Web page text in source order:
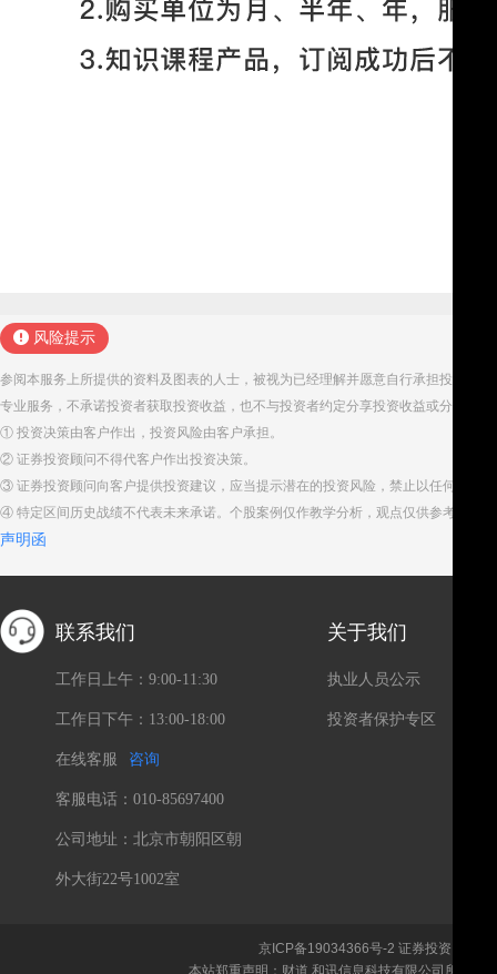
风险提示
参阅本服务上所提供的资料及图表的人士，被视为已经理解并愿意自行承担投资服
专业服务，不承诺投资者获取投资收益，也不与投资者约定分享投资收益或分担投
① 投资决策由客户作出，投资风险由客户承担。
② 证券投资顾问不得代客户作出投资决策。
③ 证券投资顾问向客户提供投资建议，应当提示潜在的投资风险，禁止以任何方式
④ 特定区间历史战绩不代表未来承诺。个股案例仅作教学分析，观点仅供参考。股
声明函
联系我们
工作日上午：9:00-11:30
工作日下午：13:00-18:00
在线客服 咨询
客服电话：010-85697400
公司地址：北京市朝阳区朝
外大街22号1002室
关于我们
执业人员公示
投资者保护专区
京ICP备19034366号-2 证券投资咨询、
本站郑重声明：财道 和讯信息科技有限公司所载文